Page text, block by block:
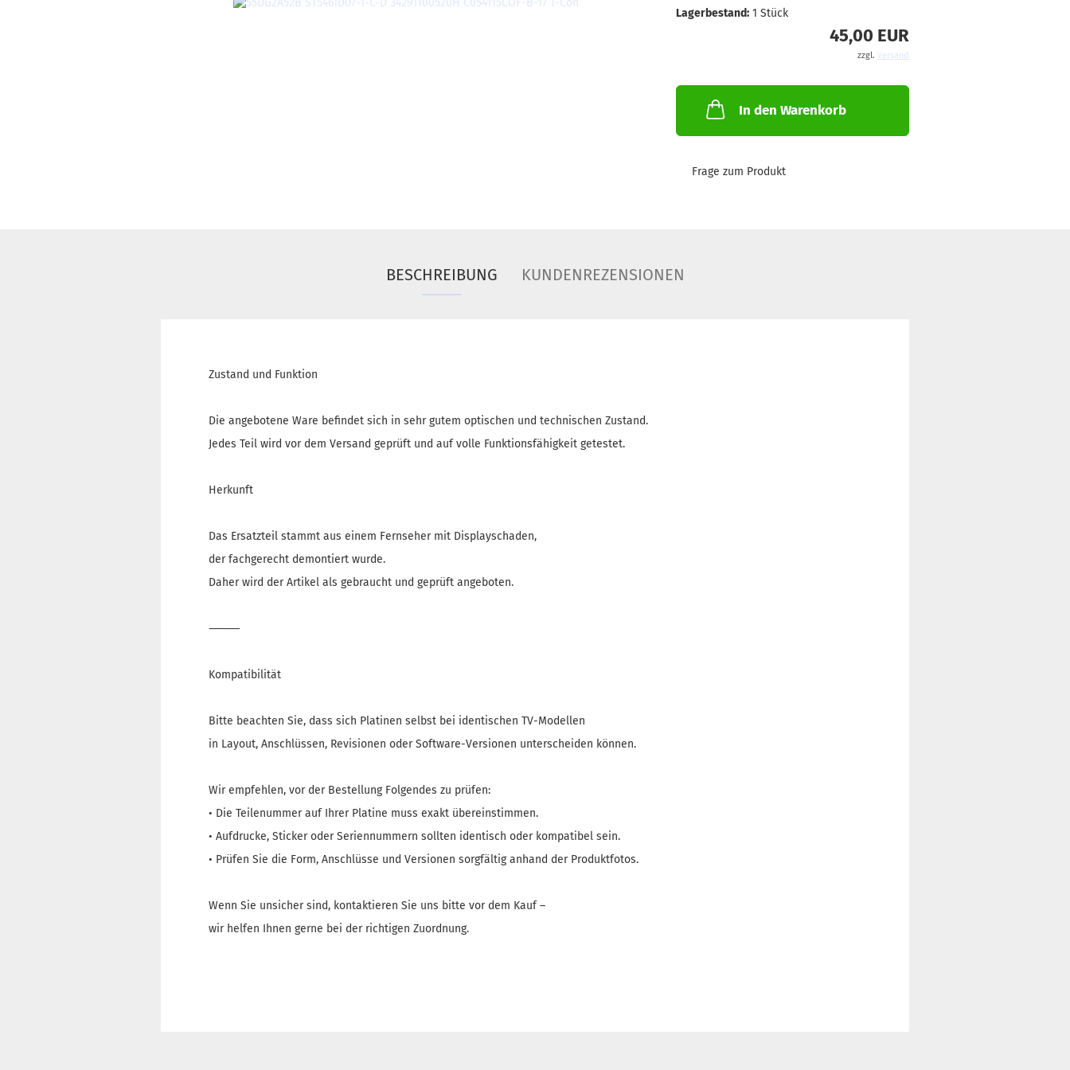
Lagerbestand: 1 Stück
45,00 EUR
zzgl. Versand
In den Warenkorb
Frage zum Produkt
BESCHREIBUNG KUNDENREZENSIONEN
Zustand und Funktion
Die angebotene Ware befindet sich in sehr gutem optischen und technischen Zustand.
Jedes Teil wird vor dem Versand geprüft und auf volle Funktionsfähigkeit getestet.
Herkunft
Das Ersatzteil stammt aus einem Fernseher mit Displayschaden,
der fachgerecht demontiert wurde.
Daher wird der Artikel als gebraucht und geprüft angeboten.
⸻
Kompatibilität
Bitte beachten Sie, dass sich Platinen selbst bei identischen TV-Modellen
in Layout, Anschlüssen, Revisionen oder Software-Versionen unterscheiden können.
Wir empfehlen, vor der Bestellung Folgendes zu prüfen:
• Die Teilenummer auf Ihrer Platine muss exakt übereinstimmen.
• Aufdrucke, Sticker oder Seriennummern sollten identisch oder kompatibel sein.
• Prüfen Sie die Form, Anschlüsse und Versionen sorgfältig anhand der Produktfotos.
Wenn Sie unsicher sind, kontaktieren Sie uns bitte vor dem Kauf –
wir helfen Ihnen gerne bei der richtigen Zuordnung.